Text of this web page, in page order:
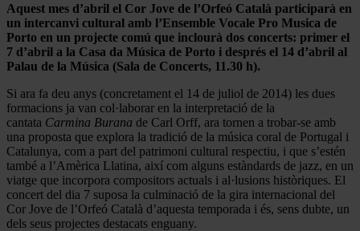
Aquest mes d’abril el Cor Jove de l’Orfeó Català participarà en
un intercanvi cultural amb l’Ensemble Vocale Pro Musica de
Porto en un projecte comú que inclourà dos concerts: primer el
7 d’abril a la Casa da Música de Porto i després el 14 d’abril al
Palau de la Música (Sala de Concerts, 11.30 h).
Si ara fa deu anys (concretament el 14 de juliol de 2014) les dues
formacions ja van col·laborar en la interpretació de la
cantata Carmina Burana de Carl Orff, ara tornen a trobar-se amb
una proposta que explora la tradició de la música coral de Portugal i
Catalunya, com a part del patrimoni cultural respectiu, i que s’estén
també a l’Amèrica Llatina, així com alguns estàndards de jazz, en un
viatge que incorpora compositors actuals i al·lusions històriques. El
concert del dia 7 suposa la culminació de la gira internacional del
Cor Jove de l’Orfeó Català d’aquesta temporada i és, sens dubte, un
dels seus projectes destacats enguany.